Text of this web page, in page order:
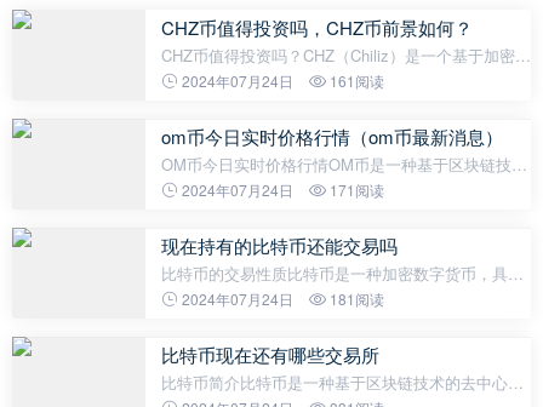
CHZ币值得投资吗，CHZ币前景如何？
CHZ币值得投资吗？CHZ（Chiliz）是一个基于加密货
币技术的区块链平台，专门为体育行业提供支持和解
实现体育球队和粉丝之间的互动
2024年07月24日 161阅读
om币今日实时价格行情（om币最新消息）
OM币今日实时价格行情OM币是一种基于区块链技术
的数字货币，因其具有去中心化、匿名性的特点，受
时价格行情及最新消息。OM币价格
2024年07月24日 171阅读
现在持有的比特币还能交易吗
比特币的交易性质比特币是一种加密数字货币，具有
去中心化的特点。它基于区块链技术，使得交易信息
交易是通过参与者之间的直接交易
2024年07月24日 181阅读
比特币现在还有哪些交易所
比特币简介比特币是一种基于区块链技术的去中心化